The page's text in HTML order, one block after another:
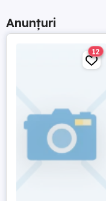
Anunțuri
12